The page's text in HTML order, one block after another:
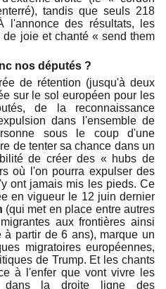
tandis que seuls 218
l'annonce des résultats, les
joie et chanté « send them
nos députés ?
de rétention (jusqu'à deux
sur le sol européen pour les
de la reconnaissance
dans l'ensemble de
sous le coup d'une
de tenter sa chance dans un
de créer des « hubs de
où l'on pourra expulser des
ont jamais mis les pieds. Ce
en vigueur le 12 juin dernier
(qui met en place entre autres
aux frontières ainsi
partir de 6 ans), marque un
migratoires européennes,
de Trump. Et les chants
à l'enfer que vont vivre les
dans la droite ligne des